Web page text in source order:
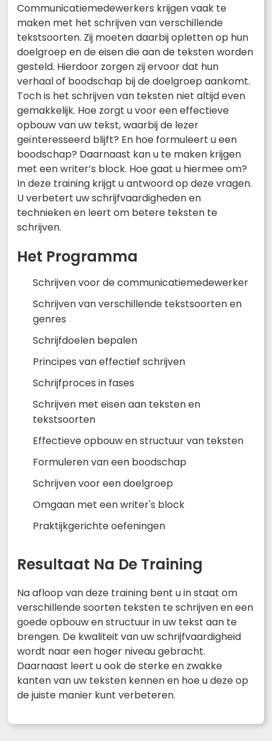
Communicatiemedewerkers krijgen vaak te
maken met het schrijven van verschillende
tekstsoorten. Zij moeten daarbij opletten op hun
doelgroep en de eisen die aan de teksten worden
gesteld. Hierdoor zorgen zij ervoor dat hun
verhaal of boodschap bij de doelgroep aankomt.
Toch is het schrijven van teksten niet altijd even
gemakkelijk. Hoe zorgt u voor een effectieve
opbouw van uw tekst, waarbij de lezer
geïnteresseerd blijft? En hoe formuleert u een
boodschap? Daarnaast kan u te maken krijgen
met een writer’s block. Hoe gaat u hiermee om?
In deze training krijgt u antwoord op deze vragen.
U verbetert uw schrijfvaardigheden en
technieken en leert om betere teksten te
schrijven.
Het Programma
Schrijven voor de communicatiemedewerker
Schrijven van verschillende tekstsoorten en
genres
Schrijfdoelen bepalen
Principes van effectief schrijven
Schrijfproces in fases
Schrijven met eisen aan teksten en
tekstsoorten
Effectieve opbouw en structuur van teksten
Formuleren van een boodschap
Schrijven voor een doelgroep
Omgaan met een writer's block
Praktijkgerichte oefeningen
Resultaat Na De Training
Na afloop van deze training bent u in staat om
verschillende soorten teksten te schrijven en een
goede opbouw en structuur in uw tekst aan te
brengen. De kwaliteit van uw schrijfvaardigheid
wordt naar een hoger niveau gebracht.
Daarnaast leert u ook de sterke en zwakke
kanten van uw teksten kennen en hoe u deze op
de juiste manier kunt verbeteren.